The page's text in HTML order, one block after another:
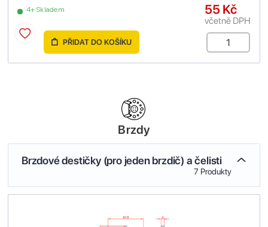
4+ Skladem 55 Kč
včetně DPH
PŘIDAT DO KOŠÍKU
Brzdy
Brzdové destičky (pro jeden brzdič) a čelisti
7 Produkty